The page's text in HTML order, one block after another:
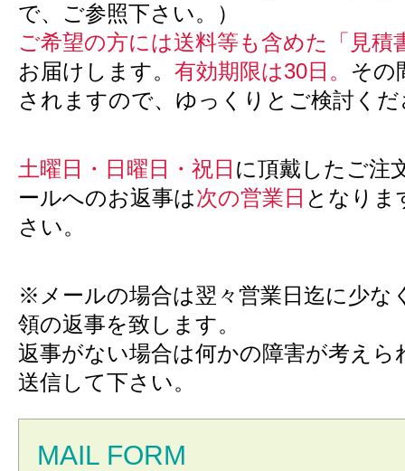
で、ご参照下さい。）
ご希望の方には送料等も含めた「見積
お届けします。 有効期限は30日。 その
されますので、ゆっくりとご検討く
土曜日・日曜日・祝日 に頂戴したご注
ールへのお返事は次の営業日 となりま
さい。
※メールの場合は翌々営業日迄に少な
領の返事を致します。
返事がない場合は何かの障害が考えら
送信して下さい。
MAIL FORM